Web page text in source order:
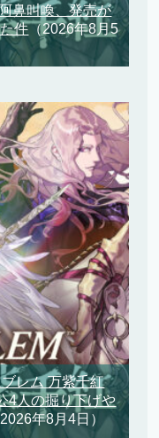
鼻叫喚、発売が
件（2026年8月5
レム 万紫千紅
4人の掘り下げや
2026年8月4日）